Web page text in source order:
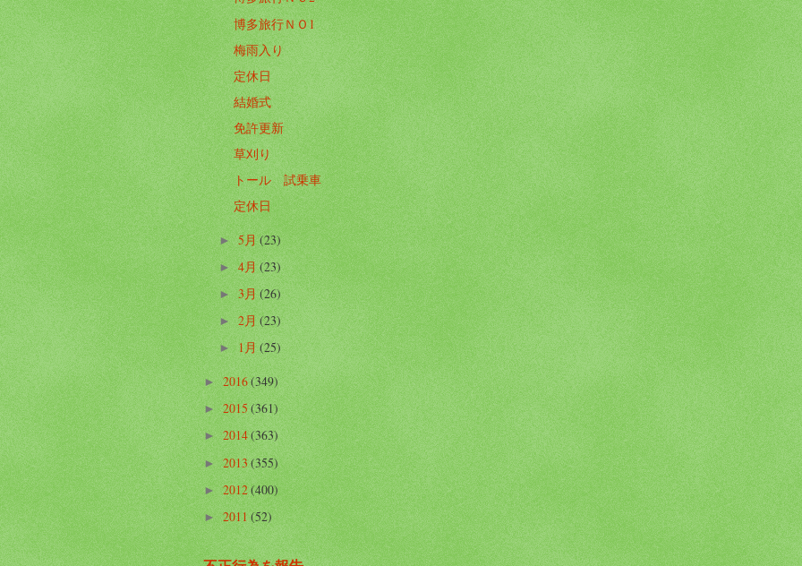
博多旅行ＮＯ1
梅雨入り
定休日
結婚式
免許更新
草刈り
トール 試乗車
定休日
►5月(23)
►4月(23)
►3月(26)
►2月(23)
►1月(25)
►2016(349)
►2015(361)
► 2014(363)
►2013(355)
►2012(400)
►2011(52)